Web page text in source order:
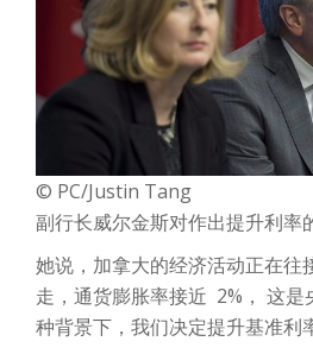
© PC/Justin Tang
副行长威尔金斯对作出提升利率
她说，加拿大的经济活动正在往
走，通货膨胀率接近 2%， 这
种背景下，我们决定提升基准利